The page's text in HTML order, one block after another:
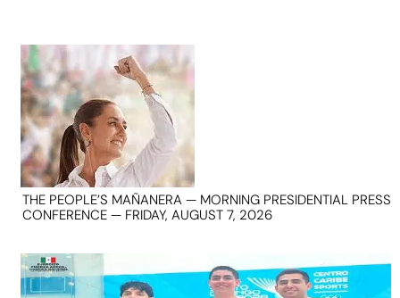
THE PEOPLE’S MAÑANERA — MORNING PRESIDENTIAL PRESS
CONFERENCE — FRIDAY, AUGUST 7, 2026